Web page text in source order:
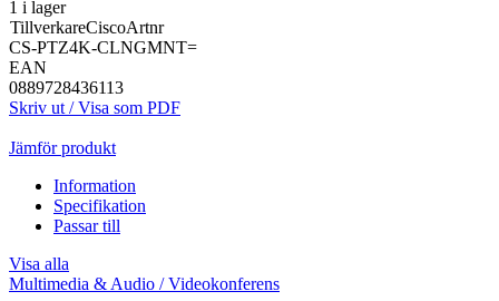
1 i lager
TillverkareCiscoArtnr
CS-PTZ4K-CLNGMNT=
EAN
0889728436113
Skriv ut / Visa som PDF
Jämför produkt
Information
Specifikation
Passar till
Visa alla
Multimedia & Audio / Videokonferens